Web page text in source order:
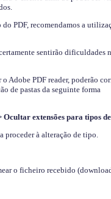
PDF, recomendamos a
sentirão dificuldades
Adobe PDF reader, poderão
de pastas da seguinte forma
Ocultar extensões para tipos
proceder à alteração de tipo.
o ficheiro recebido